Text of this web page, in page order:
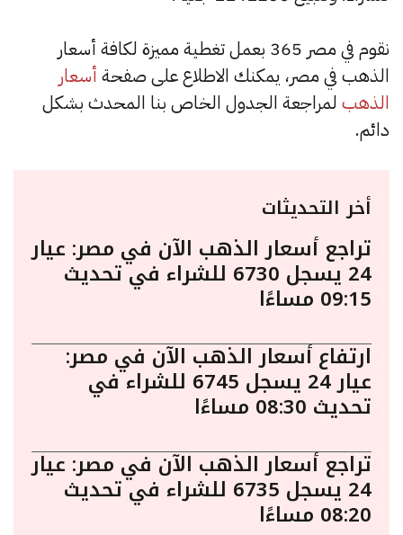
نقوم في مصر 365 بعمل تغطية مميزة لكافة أسعار
الذهب في مصر، يمكنك الاطلاع على صفحة أسعار
الذهب لمراجعة الجدول الخاص بنا المحدث بشكل
دائم.
أخر التحديثات
تراجع أسعار الذهب الآن في مصر: عيار
24 يسجل 6730 للشراء في تحديث
09:15 مساءًا
ارتفاع أسعار الذهب الآن في مصر:
عيار 24 يسجل 6745 للشراء في
تحديث 08:30 مساءًا
تراجع أسعار الذهب الآن في مصر: عيار
24 يسجل 6735 للشراء في تحديث
08:20 مساءًا